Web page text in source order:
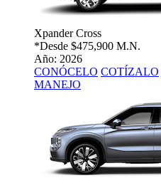
Xpander Cross
*Desde $475,900 M.N.
Año: 2026
CONÓCELO COTÍZALO
MANEJO